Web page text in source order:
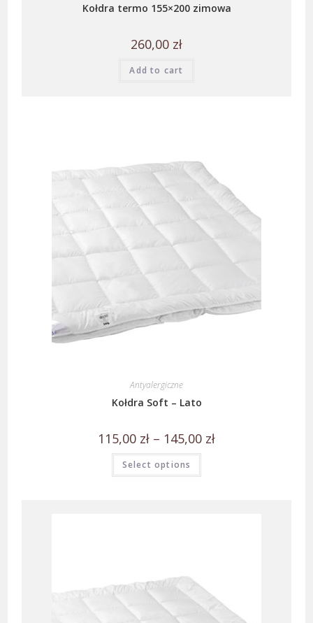
Kołdra termo 155×200 zimowa
260,00 zł
Add to cart
Antyalergiczne
Kołdra Soft – Lato
115,00 zł – 145,00 zł
Select options